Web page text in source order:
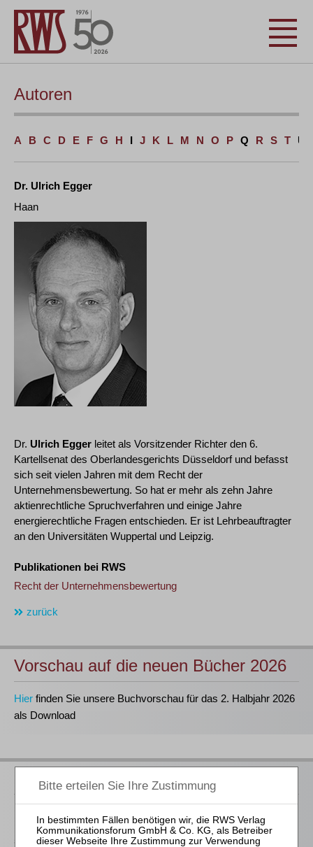
Autoren
A B C D E F G H I J K L M N O P Q R S T U
Dr. Ulrich Egger
Haan
Dr. Ulrich Egger leitet als Vorsitzender Richter den 6.
Kartellsenat des Oberlandesgerichts Düsseldorf und befasst
sich seit vielen Jahren mit dem Recht der
Unternehmensbewertung. So hat er mehr als zehn Jahre
aktienrechtliche Spruchverfahren und einige Jahre
energierechtliche Fragen entschieden. Er ist Lehrbeauftragter
an den Universitäten Wuppertal und Leipzig.
Publikationen bei RWS
Recht der Unternehmensbewertung
zurück
Vorschau auf die neuen Bücher 2026
Hier finden Sie unsere Buchvorschau für das 2. Halbjahr 2026
als Download
Neu im Buchprogramm
InsO – Kommentar zur Insolvenzordnung
5 Bände, Stand 6/26 (108. Lfg.)